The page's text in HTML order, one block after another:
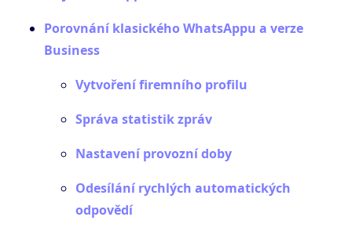
Porovnání klasického WhatsAppu a verze
Business
Vytvoření firemního profilu
Správa statistik zpráv
Nastavení provozní doby
Odesílání rychlých automatických
odpovědí